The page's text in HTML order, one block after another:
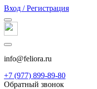
Вход / Регистрация
info@feliora.ru
+7 (977) 899-89-80
Обратный звонок